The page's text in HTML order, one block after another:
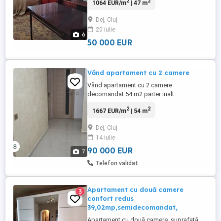
6
Teodoroiu in orasul Dej. Locuinta se
Apartamentul este compartimentat astfel:
2 camere, 1 bucatarie, 1 baie, 1 hol.
Apartamentul detine centrala ...
1064 EUR/m | 47 m
Dej, Cluj
20 iulie
50 000 EUR
7
Vănd apartament cu 2 camere
Vănd apartament cu 2 camere
decomandat 54 m2 parter inalt
schimb cu garsonieră în Cluj ,suprafață să
1667 EUR/m2| 54 m2
Dej, Cluj
14 iulie
90 000 EUR
Telefon validat
3
Apartament cu două camere
confort redus
39,02mp,semidecomandat,